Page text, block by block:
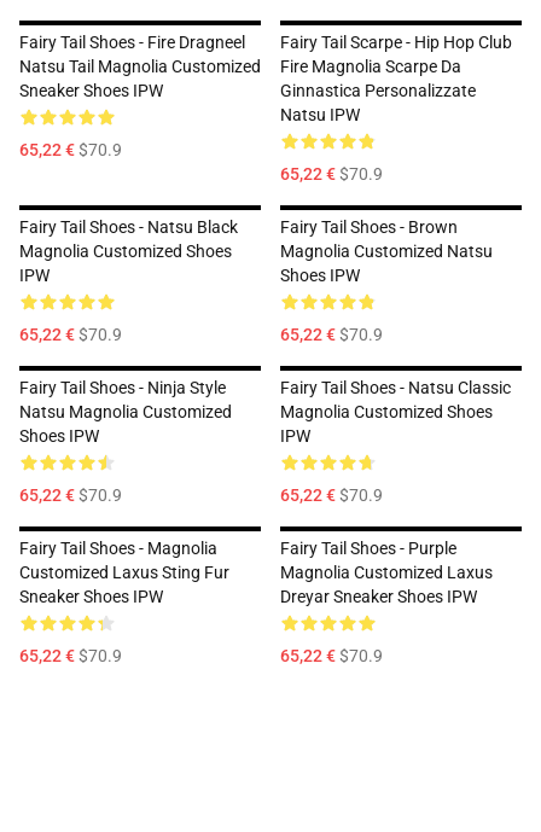
Fairy Tail Shoes - Fire Dragneel
Natsu Tail Magnolia Customized
Sneaker Shoes IPW
65,22 €$70.9
Fairy Tail Scarpe - Hip Hop Club
Fire Magnolia Scarpe Da
Ginnastica Personalizzate
Natsu IPW
65,22 €$70.9
Fairy Tail Shoes - Natsu Black
Magnolia Customized Shoes
IPW
65,22 €$70.9
Fairy Tail Shoes - Brown
Magnolia Customized Natsu
Shoes IPW
65,22 €$70.9
Fairy Tail Shoes - Ninja Style
Natsu Magnolia Customized
Shoes IPW
65,22 €$70.9
Fairy Tail Shoes - Natsu Classic
Magnolia Customized Shoes
IPW
65,22 €$70.9
Fairy Tail Shoes - Magnolia
Customized Laxus Sting Fur
Sneaker Shoes IPW
65,22 €$70.9
Fairy Tail Shoes - Purple
Magnolia Customized Laxus
Dreyar Sneaker Shoes IPW
65,22 €$70.9